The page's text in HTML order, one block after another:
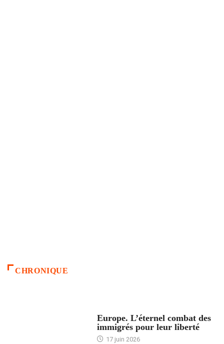
CHRONIQUE
Europe. L’éternel combat des
immigrés pour leur liberté
17 juin 2026